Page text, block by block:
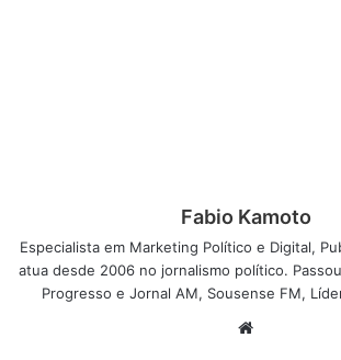
Fabio Kamoto
Especialista em Marketing Político e Digital,
atua desde 2006 no jornalismo político.
Progresso e Jornal AM, Sousense FM,